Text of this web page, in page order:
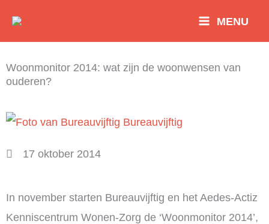
naar
inhoud
MENU
Woonmonitor 2014: wat zijn de woonwensen van
ouderen?
Bureauvijftig
17 oktober 2014
In november starten Bureauvijftig en het Aedes-Actiz
Kenniscentrum Wonen-Zorg de ‘Woonmonitor 2014’,